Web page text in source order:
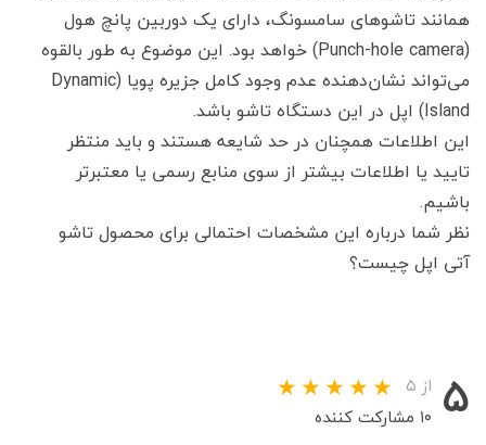
همانند تاشوهای سامسونگ، دارای یک دوربین پانچ هول
(Punch-hole camera) خواهد بود. این موضوع به طور بالقوه
می‌تواند نشان‌دهنده عدم وجود کامل جزیره پویا (Dynamic
Island) اپل در این دستگاه تاشو باشد.
این اطلاعات همچنان در حد شایعه هستند و باید منتظر
تایید یا اطلاعات بیشتر از سوی منابع رسمی یا معتبرتر
باشیم.
نظر شما درباره این مشخصات احتمالی برای محصول تاشو
آتی اپل چیست؟
۵ از ۵
۱۰ مشارکت کننده